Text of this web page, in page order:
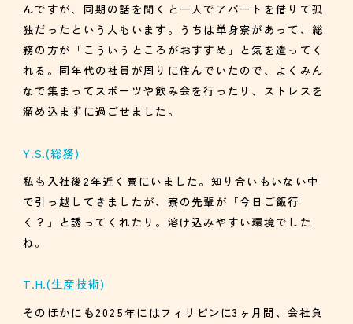
んですが、同期の話を聞くと一人でアパートを借りて孤
独だったという人もいます。うちは単身寮があって、総
務の方が「こういうところがおすすめ」と気を遣ってく
れる。同年代の社員が周りに住んでいたので、よくみん
なで集まってスポーツや飲み会を行ったり、ストレスを
溜め込まずに過ごせました。
Y.S.(総務)
私も入社後2年近く寮にいました。知り合いもいない中
で引っ越してきましたが、寮の先輩が「今日ご飯行
く？」と誘ってくれたり。溶け込みやすい環境でした
ね。
T.H.(生産技術)
そのほかにも2025年にはフィリピンに3ヶ月間、会社負